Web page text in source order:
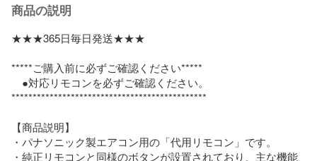
商品の説明
★★★365日毎日発送★★★
*****ご購入前に必ずご確認ください*****
●対応リモコンを必ずご確認ください。
**********************************************
【商品説明】
・パナソニック製エアコン用の「代用リモコン」です。
・純正リモコンと同様のボタンが設置されており、主な機能